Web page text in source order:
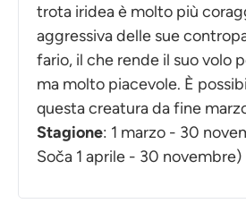
trota iridea è molto più
aggressiva delle sue
fario, il che rende il suo volo
ma molto piacevole. È
questa creatura da fine
Stagione: 1 marzo - 30
Soča 1 aprile - 30 novembre)